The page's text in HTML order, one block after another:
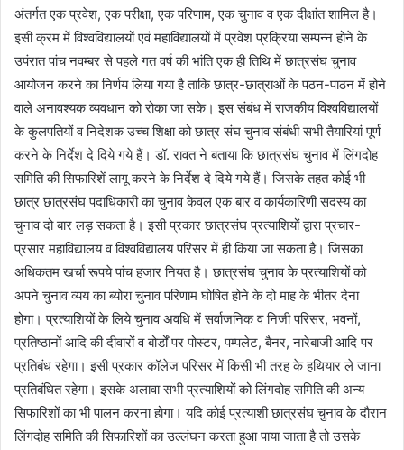
अंतर्गत एक प्रवेश, एक परीक्षा, एक परिणाम, एक चुनाव व एक दीक्षांत शामिल है।
इसी क्रम में विश्वविद्यालयों एवं महाविद्यालयों में प्रवेश प्रक्रिया सम्पन्न होने के
उपंरात पांच नवम्बर से पहले गत वर्ष की भांति एक ही तिथि में छात्रसंघ चुनाव
आयोजन करने का निर्णय लिया गया है ताकि छात्र-छात्राओं के पठन-पाठन में होने
वाले अनावश्यक व्यवधान को रोका जा सके। इस संबंध में राजकीय विश्वविद्यालयों
के कुलपतियों व निदेशक उच्च शिक्षा को छात्र संघ चुनाव संबंधी सभी तैयारियां पूर्ण
करने के निर्देश दे दिये गये हैं। डॉ. रावत ने बताया कि छात्रसंघ चुनाव में लिंगदोह
समिति की सिफारिशें लागू करने के निर्देश दे दिये गये हैं। जिसके तहत कोई भी
छात्र छात्रसंघ पदाधिकारी का चुनाव केवल एक बार व कार्यकारिणी सदस्य का
चुनाव दो बार लड़ सकता है। इसी प्रकार छात्रसंघ प्रत्याशियों द्वारा प्रचार-
प्रसार महाविद्यालय व विश्वविद्यालय परिसर में ही किया जा सकता है। जिसका
अधिकतम खर्चा रूपये पांच हजार नियत है। छात्रसंघ चुनाव के प्रत्याशियों को
अपने चुनाव व्यय का ब्योरा चुनाव परिणाम घोषित होने के दो माह के भीतर देना
होगा। प्रत्याशियों के लिये चुनाव अवधि में सर्वाजनिक व निजी परिसर, भवनों,
प्रतिष्ठानों आदि की दीवारों व बोर्डों पर पोस्टर, पम्पलेट, बैनर, नारेबाजी आदि पर
प्रतिबंध रहेगा। इसी प्रकार कॉलेज परिसर में किसी भी तरह के हथियार ले जाना
प्रतिबंधित रहेगा। इसके अलावा सभी प्रत्याशियों को लिंगदोह समिति की अन्य
सिफारिशों का भी पालन करना होगा। यदि कोई प्रत्याशी छात्रसंघ चुनाव के दौरान
लिंगदोह समिति की सिफारिशों का उल्लंघन करता हुआ पाया जाता है तो उसके